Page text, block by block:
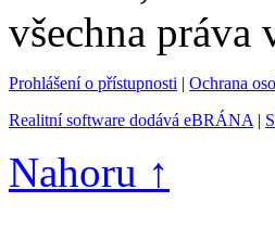
všechna práva
Prohlášení o přístupnosti | Ochrana
Realitní software dodává eBRÁNA |
Nahoru ↑